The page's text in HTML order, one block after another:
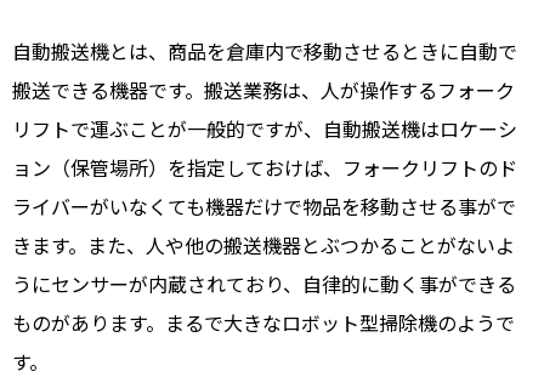
自動搬送機とは、商品を倉庫内で移動させるときに自動で
搬送できる機器です。搬送業務は、人が操作するフォーク
リフトで運ぶことが一般的ですが、自動搬送機はロケーシ
ョン（保管場所）を指定しておけば、フォークリフトのド
ライバーがいなくても機器だけで物品を移動させる事がで
きます。また、人や他の搬送機器とぶつかることがないよ
うにセンサーが内蔵されており、自律的に動く事ができる
ものがあります。まるで大きなロボット型掃除機のようで
す。